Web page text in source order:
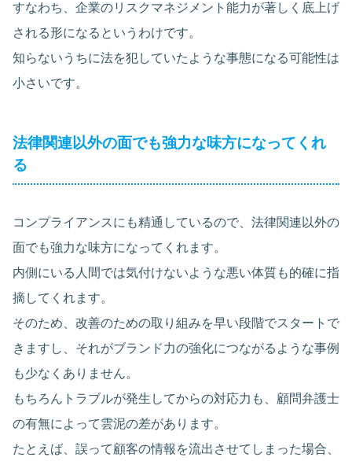
すなわち、企業のリスクマネジメント能力が著しく底上げ
される形になるというわけです。
知らないうちに法を犯していたような事態になる可能性は
小さいです。
法律関連以外の面でも強力な味方になってくれ
る
コンプライアンスにも精通しているので、法律関連以外の
面でも強力な味方になってくれます。
内側にいる人間では気付けないような悪い体質も的確に指
摘してくれます。
そのため、改善のための取り組みを早い段階でスタートで
きますし、それがブランド力の強化につながるような事例
も少なくありません。
もちろんトラブルが発生してからの対応力も、顧問弁護士
の有無によって雲泥の差があります。
たとえば、誤って顧客の情報を流出させてしまった場合、